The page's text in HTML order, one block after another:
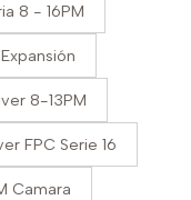
8 - 16PM
8-13PM
FPC Serie 16
Camara